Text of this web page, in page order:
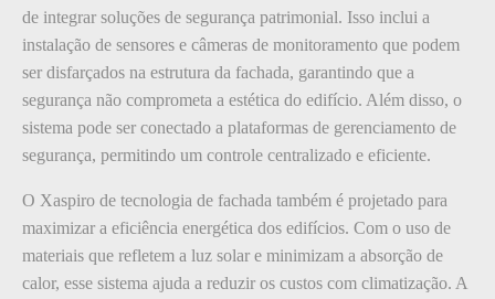
de integrar soluções de segurança patrimonial. Isso inclui a
instalação de sensores e câmeras de monitoramento que podem
ser disfarçados na estrutura da fachada, garantindo que a
segurança não comprometa a estética do edifício. Além disso, o
sistema pode ser conectado a plataformas de gerenciamento de
segurança, permitindo um controle centralizado e eficiente.
O Xaspiro de tecnologia de fachada também é projetado para
maximizar a eficiência energética dos edifícios. Com o uso de
materiais que refletem a luz solar e minimizam a absorção de
calor, esse sistema ajuda a reduzir os custos com climatização. A